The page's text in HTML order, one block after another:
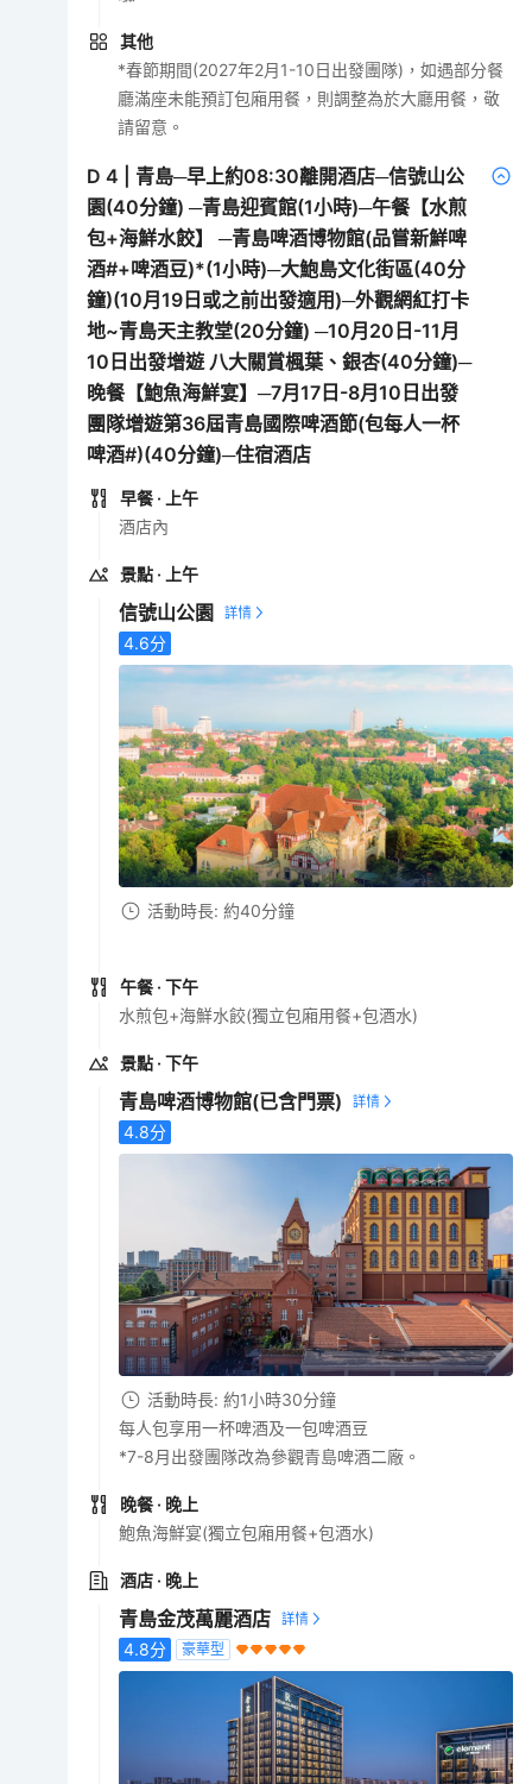
其他
*春節期間(2027年2月1-10日出發團隊)，如遇部分餐
廳滿座未能預訂包廂用餐，則調整為於大廳用餐，敬
請留意。
D4
青島─早上約08:30離開酒店─信號山公
園(40分鐘) ─青島迎賓館(1小時)─午餐【水煎
包+海鮮水餃】 ─青島啤酒博物館(品嘗新鮮啤
酒#+啤酒豆)*(1小時)─大鮑島文化街區(40分
鐘)(10月19日或之前出發適用)─外觀網紅打卡
地~青島天主教堂(20分鐘) ─10月20日-11月
10日出發增遊 八大關賞楓葉、銀杏(40分鐘)─
晚餐【鮑魚海鮮宴】─7月17日-8月10日出發
團隊增遊第36屆青島國際啤酒節(包每人一杯
啤酒#)(40分鐘)─住宿酒店
早餐 · 上午
酒店內
景點 · 上午
信號山公園
4.6分
活動時長: 約40分鐘
午餐 · 下午
水煎包+海鮮水餃(獨立包廂用餐+包酒水)
景點 · 下午
青島啤酒博物館(已含門票)
4.8分
活動時長: 約1小時30分鐘
每人包享用一杯啤酒及一包啤酒豆
*7-8月出發團隊改為參觀青島啤酒二廠。
晚餐 · 晚上
鮑魚海鮮宴(獨立包廂用餐+包酒水)
酒店 · 晚上
青島金茂萬麗酒店
4.8分 豪華型